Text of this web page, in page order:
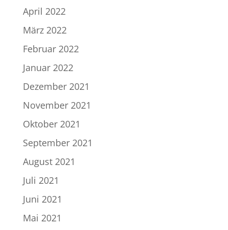
April 2022
März 2022
Februar 2022
Januar 2022
Dezember 2021
November 2021
Oktober 2021
September 2021
August 2021
Juli 2021
Juni 2021
Mai 2021